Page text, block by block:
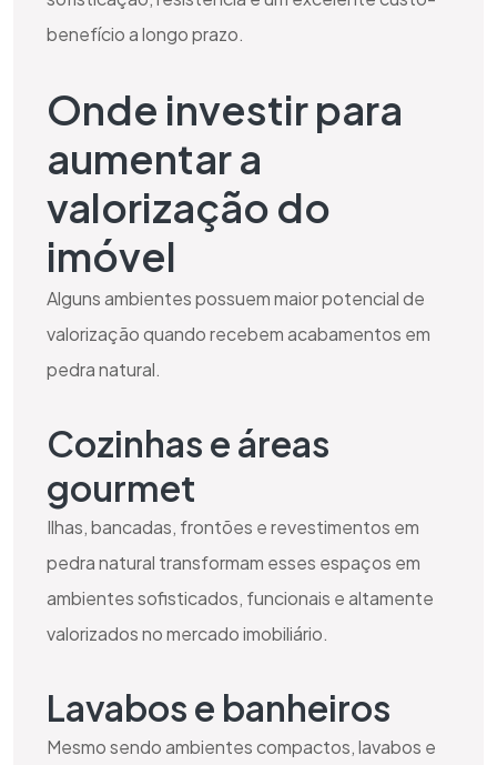
benefício a longo prazo.
Onde investir para
aumentar a
valorização do
imóvel
Alguns ambientes possuem maior potencial de
valorização quando recebem acabamentos em
pedra natural.
Cozinhas e áreas
gourmet
Ilhas, bancadas, frontões e revestimentos em
pedra natural transformam esses espaços em
ambientes sofisticados, funcionais e altamente
valorizados no mercado imobiliário.
Lavabos e banheiros
Mesmo sendo ambientes compactos, lavabos e